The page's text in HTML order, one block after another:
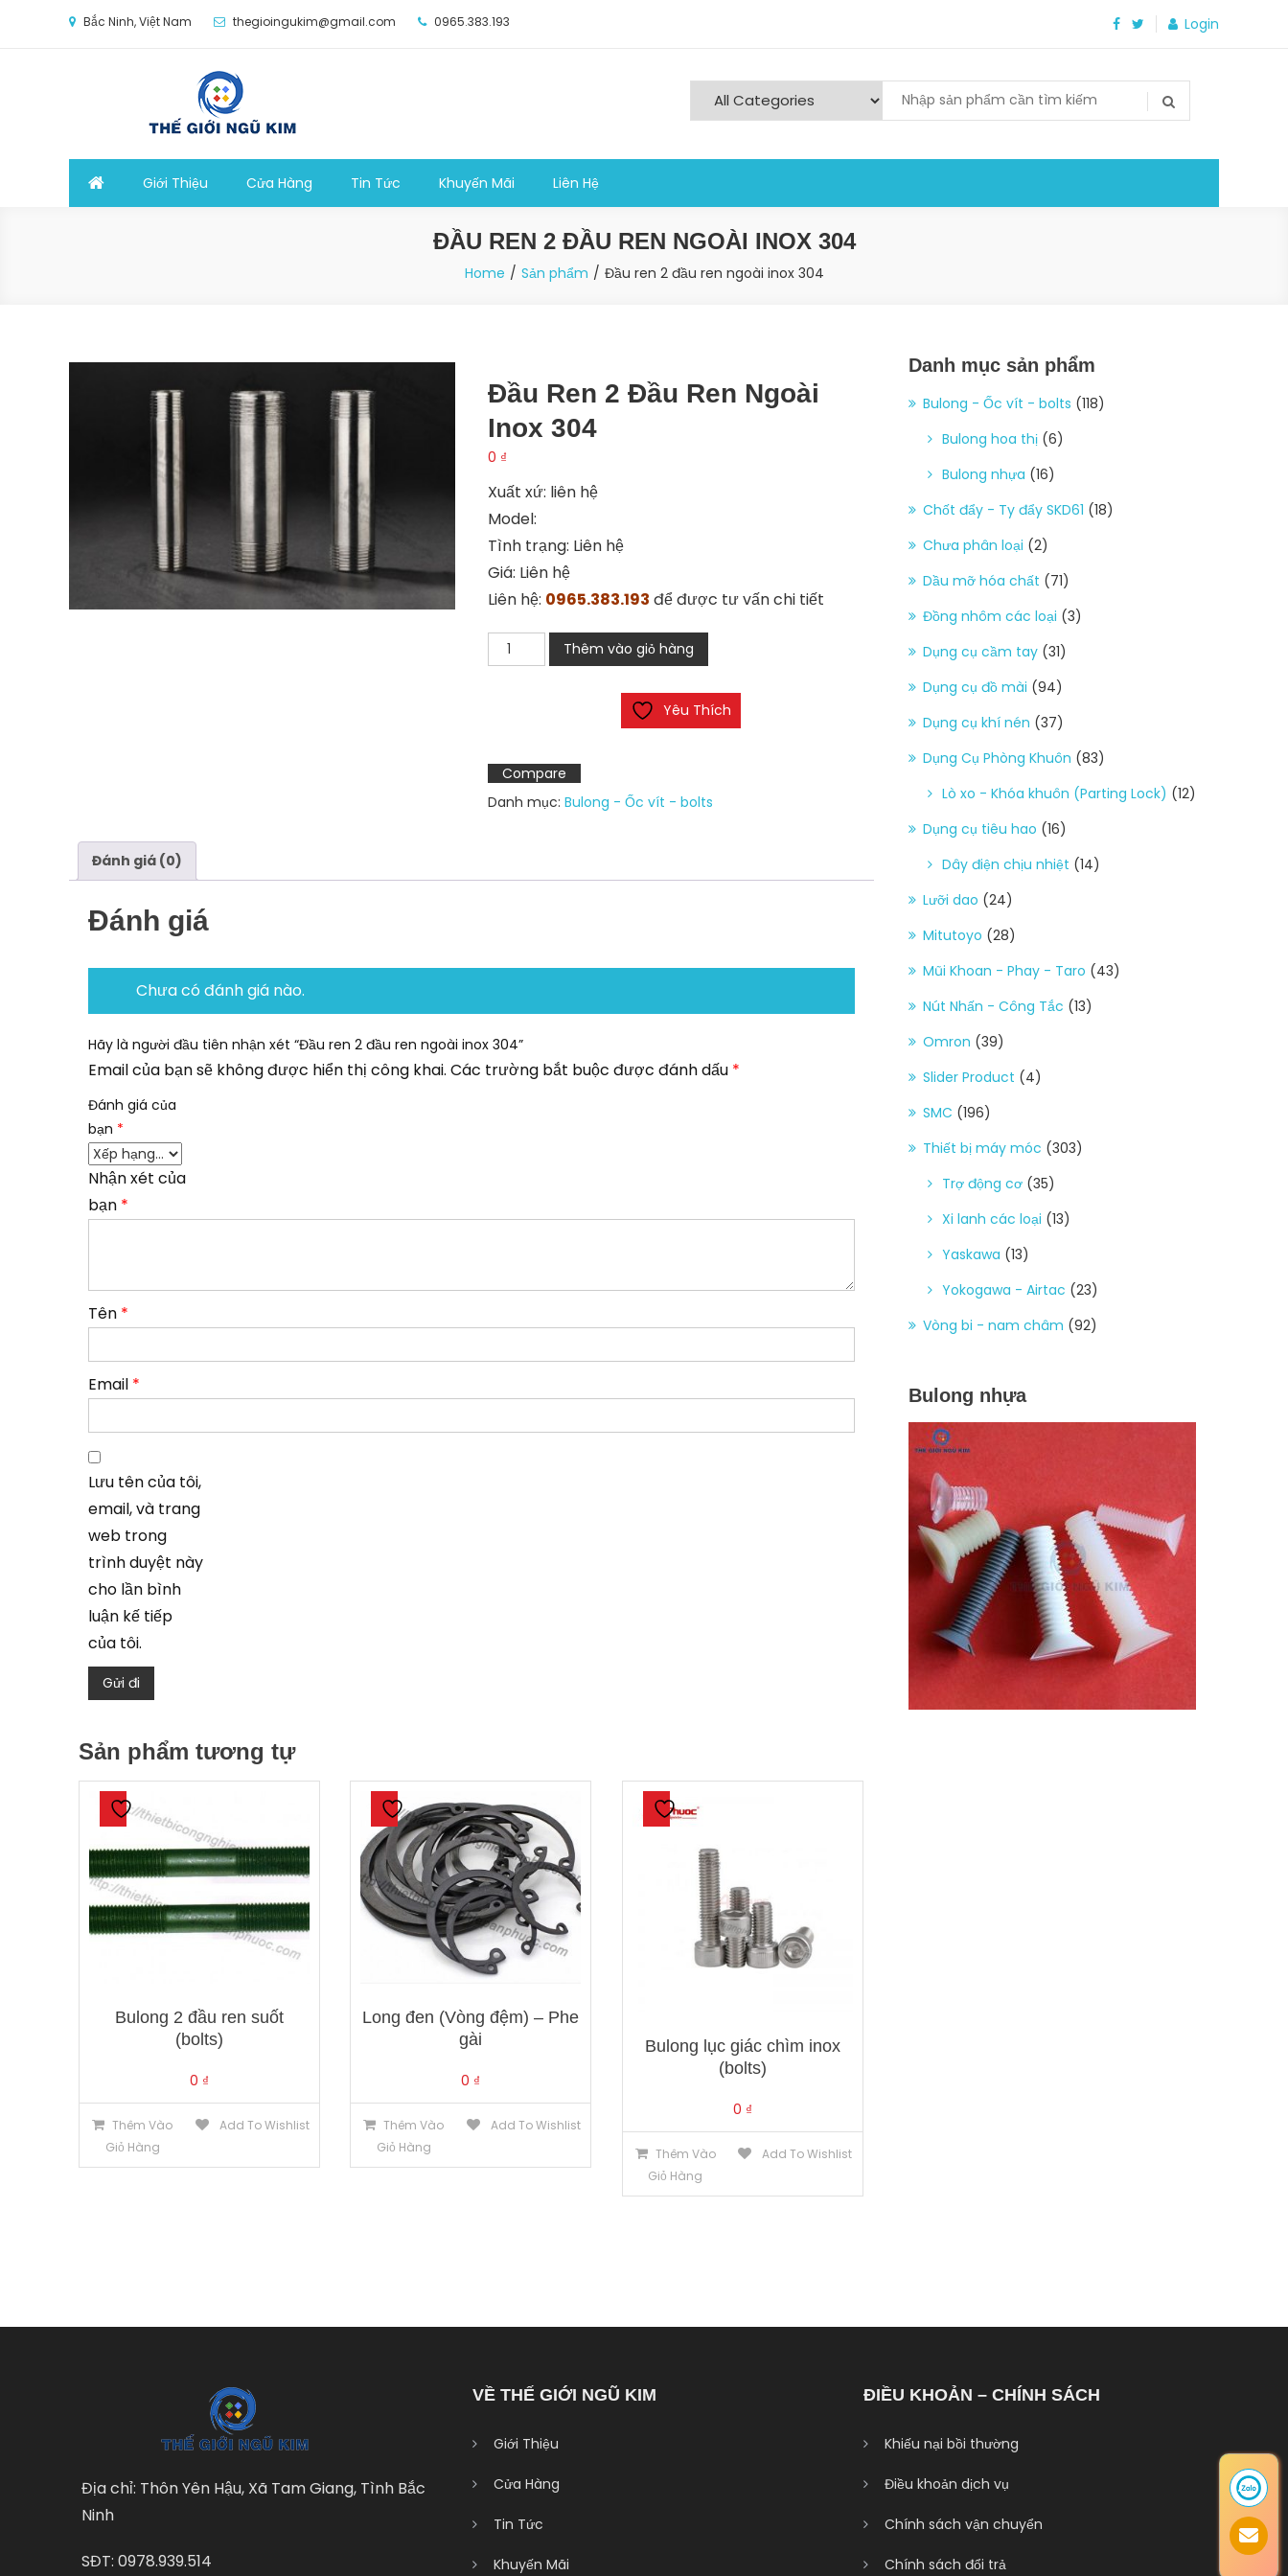
Bắc Ninh, Việt Nam thegioingukim@gmail.com 0965.383.193 Login
Thế Giới Ngũ Kim
Giới Thiệu Cửa Hàng Tin Tức Khuyến Mãi Liên Hệ
ĐẦU REN 2 ĐẦU REN NGOÀI INOX 304
Home Sản phẩm Đầu ren 2 đầu ren ngoài inox 304
Đầu Ren 2 Đầu Ren Ngoài
Inox 304
0 ₫
Xuất xứ: liên hệ
Model:
Tình trạng: Liên hệ
Giá: Liên hệ
Liên hệ: 0965.383.193 để được tư vấn chi tiết
Đầu
ren
ngoài
inox
304
Thêm vào giỏ hàng
Yêu Thích
Compare
Danh mục: Bulong - Ốc vít - bolts
Đánh giá (0)
Đánh giá
Chưa có đánh giá nào.
Hãy là người đầu tiên nhận xét “Đầu ren 2 đầu ren ngoài inox 304”
Email của bạn sẽ không được hiển thị công khai. Các trường bắt buộc được đánh dấu *
Đánh giá của
bạn *
Nhận xét của
bạn *
Tên *
Email *
Lưu tên của tôi,
email, và trang
web trong
trình duyệt này
cho lần bình
luận kế tiếp
của tôi.
Sản phẩm tương tự
Bulong 2 đầu ren suốt
(bolts)
0 ₫
Thêm Vào
Giỏ Hàng
Add To Wishlist
Long đen (Vòng đệm) – Phe
gài
0 ₫
Thêm Vào
Giỏ Hàng
Add To Wishlist
Bulong lục giác chìm inox
(bolts)
0 ₫
Thêm Vào
Giỏ Hàng
Add To Wishlist
Danh mục sản phẩm
Bulong - Ốc vít - bolts (118)
Bulong hoa thị (6)
Bulong nhựa (16)
Chốt đẩy - Ty đẩy SKD61 (18)
Chưa phân loại (2)
Dầu mỡ hóa chất (71)
Đồng nhôm các loại (3)
Dụng cụ cầm tay (31)
Dụng cụ đồ mài (94)
Dụng cụ khí nén (37)
Dụng Cụ Phòng Khuôn (83)
Lò xo - Khóa khuôn (Parting Lock) (12)
Dụng cụ tiêu hao (16)
Dây điện chịu nhiệt (14)
Lưỡi dao (24)
Mitutoyo (28)
Mũi Khoan - Phay - Taro (43)
Nút Nhấn - Công Tắc (13)
Omron (39)
Slider Product (4)
SMC (196)
Thiết bị máy móc (303)
Trợ động cơ (35)
Xi lanh các loại (13)
Yaskawa (13)
Yokogawa - Airtac (23)
Vòng bi - nam châm (92)
Bulong nhựa
Địa chỉ: Thôn Yên Hậu, Xã Tam Giang, Tình Bắc
Ninh
SĐT: 0978.939.514
VỀ THẾ GIỚI NGŨ KIM
Giới Thiệu
Cửa Hàng
Tin Tức
Khuyến Mãi
ĐIỀU KHOẢN – CHÍNH SÁCH
Khiếu nại bồi thường
Điều khoản dịch vụ
Chính sách vận chuyển
Chính sách đổi trả